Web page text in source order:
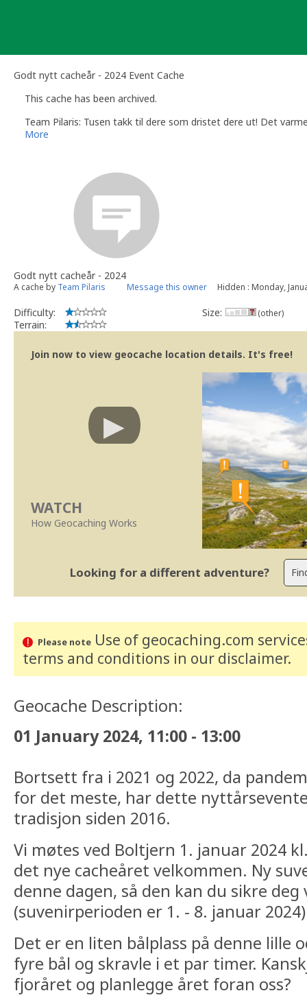
Godt nytt cacheår - 2024 Event Cache
This cache has been archived.
Team Pilaris: Tusen takk til dere som dristet dere ut! Det
More
Godt nytt cacheår - 2024
A cache by Team Pilaris Message this owner Hidden : Monday,
Difficulty:
Terrain:
Size: (other)
Join now to view geocache location details. It's free!
WATCH
How Geocaching Works
Looking for a different adventure?
Please noteUse of geocaching.com
terms and conditions in our disclaimer.
Geocache Description:
01 January 2024, 11:00 - 13:00
Bortsett fra i 2021 og 2022, da
for det meste, har dette
tradisjon siden 2016.
Vi møtes ved Boltjern 1. januar 2024
det nye cacheåret velkommen. Ny
denne dagen, så den kan du sikre
(suvenirperioden er 1. - 8. januar
Det er en liten bålplass på denne lille
fyre bål og skravle i et par timer.
fjoråret og planlegge året foran oss?